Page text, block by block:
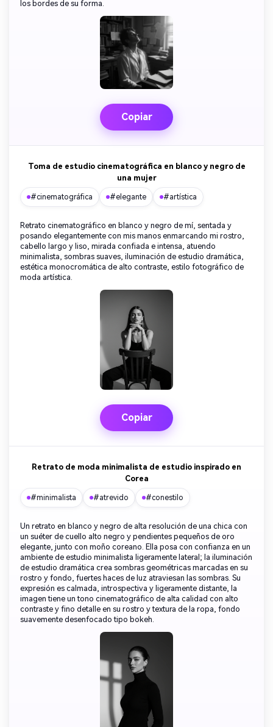
los bordes de su forma.
Copiar
Toma de estudio cinematográfica en blanco y negro de
una mujer
#cinematográfica #elegante #artística
Retrato cinematográfico en blanco y negro de mí, sentada y
posando elegantemente con mis manos enmarcando mi rostro,
cabello largo y liso, mirada confiada e intensa, atuendo
minimalista, sombras suaves, iluminación de estudio dramática,
estética monocromática de alto contraste, estilo fotográfico de
moda artística.
Copiar
Retrato de moda minimalista de estudio inspirado en
Corea
#minimalista #atrevido #conestilo
Un retrato en blanco y negro de alta resolución de una chica con
un suéter de cuello alto negro y pendientes pequeños de oro
elegante, junto con moño coreano. Ella posa con confianza en un
ambiente de estudio minimalista ligeramente lateral; la iluminación
de estudio dramática crea sombras geométricas marcadas en su
rostro y fondo, fuertes haces de luz atraviesan las sombras. Su
expresión es calmada, introspectiva y ligeramente distante, la
imagen tiene un tono cinematográfico de alta calidad con alto
contraste y fino detalle en su rostro y textura de la ropa, fondo
suavemente desenfocado tipo bokeh.